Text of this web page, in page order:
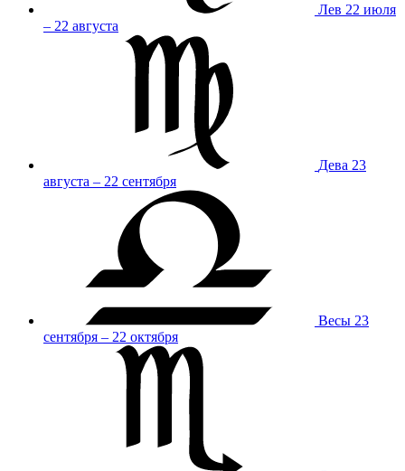
Лев 22 июля
– 22 августа
Дева 23
августа – 22 сентября
Весы 23
сентября – 22 октября